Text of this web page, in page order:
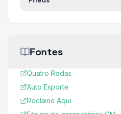
Fontes
Quatro Rodas
Auto Esporte
Reclame Aqui